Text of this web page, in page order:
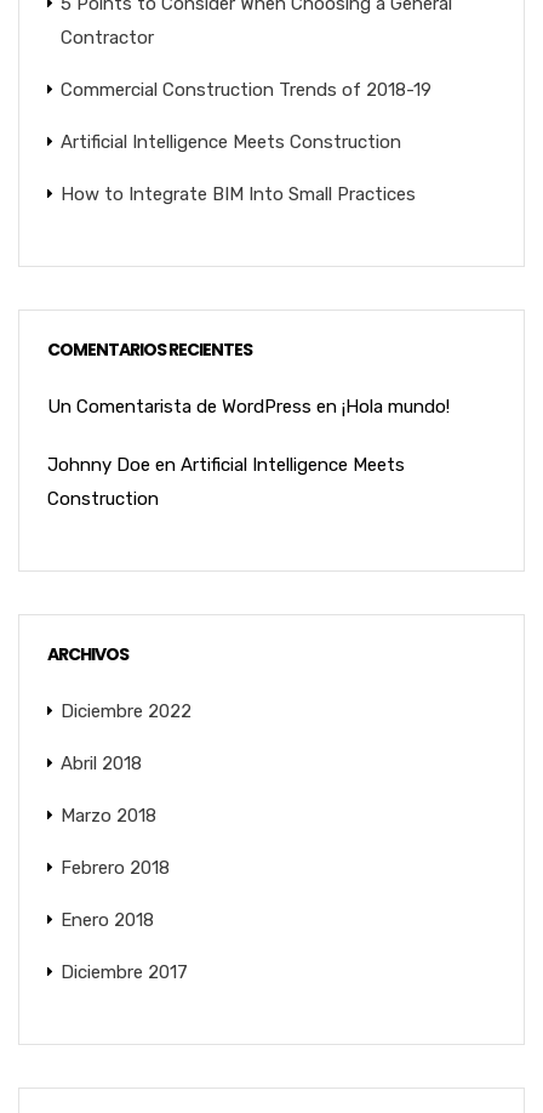
Contractor
Commercial Construction Trends of 2018-19
Artificial Intelligence Meets Construction
How to Integrate BIM Into Small Practices
COMENTARIOS RECIENTES
Un Comentarista de WordPress en ¡Hola mundo!
Johnny Doe en Artificial Intelligence Meets
Construction
ARCHIVOS
Diciembre 2022
Abril 2018
Marzo 2018
Febrero 2018
Enero 2018
Diciembre 2017